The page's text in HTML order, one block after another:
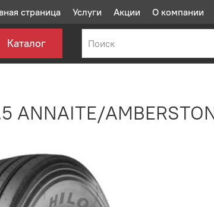
страница Услуги Акции О компании
Каталог